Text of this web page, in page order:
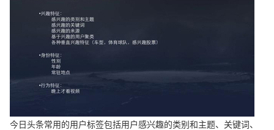
今日头条常用的用户标签包括用户感兴趣的类别和主题、关键词、